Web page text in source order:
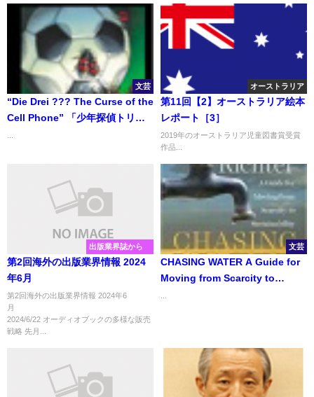
文芸
“Die Drei ??? The Curse of the
Cell Phone” 「少年探偵トリ
オーストラリア
第11回【2】オーストラリア絵本
レポート［3］
2019年のオーストラリア児童図書賞受賞
作品...
出版業界誌から
第2回海外の出版業界情報 2024
年6月
第2回海外の出版業界情報 2024年6
月
2024/6/22 オーディオブックの多様な販売
戦略 先月...
文芸
CHASING WATER A Guide for
Moving from Scarcity to